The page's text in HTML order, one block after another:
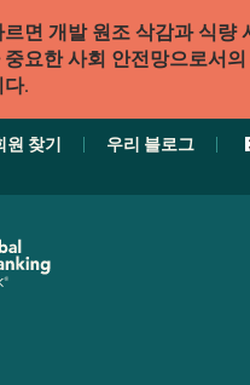
면 개발 원조 삭감과 식량
요한 사회 안전망으로서
.
원 찾기 우리 블로그